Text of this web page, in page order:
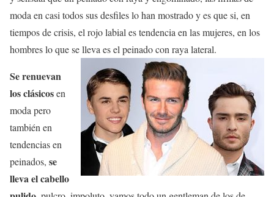
moda en casi todos sus desfiles lo han mostrado y es que si, en
tiempos de crisis, el rojo labial es tendencia en las mujeres, en los
hombres lo que se lleva es el peinado con raya lateral.
Se renuevan
los clásicosen
moda pero
también en
tendencias en
peinados, se
lleva el cabello